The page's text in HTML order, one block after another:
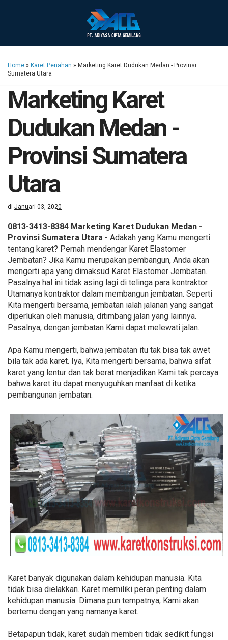
Home » Karet Penahan » Marketing Karet Dudukan Medan - Provinsi
Sumatera Utara
Marketing Karet
Dudukan Medan -
Provinsi Sumatera
Utara
di Januari 03, 2020
0813-3413-8384 Marketing Karet Dudukan Medan -
Provinsi Sumatera Utara - Adakah yang Kamu mengerti
tentang karet? Pernah mendengar Karet Elastomer
Jembatan? Jika Kamu merupakan pembangun, Anda akan
mengerti apa yang dimaksud Karet Elastomer Jembatan.
Pasalnya hal ini tidak asing lagi di telinga para kontraktor.
Utamanya kontraktor dalam membangun jembatan. Seperti
Kita mengerti bersama, jembatan ialah jalanan yang sangat
diperlukan oleh manusia, ditimbang jalan yang lainnya.
Pasalnya, dengan jembatan Kami dapat melewati jalan.
Apa Kamu mengerti, bahwa jembatan itu tak bisa tak awet
bila tak ada karet. Iya, Kita mengerti bersama, bahwa sifat
karet yang lentur dan tak berat menjadikan Kami tak percaya
bahwa karet itu dapat menyuguhkan manfaat di ketika
pembangunan jembatan.
Karet banyak digunakan dalam kehidupan manusia. Kita
tidak bisa dielakkan. Karet memiliki peran penting dalam
kehidupan manusia. Dimana pun tempatnya, Kami akan
bertemu dengan yang namanya karet.
Betapapun tidak, karet sudah memberi tidak sedikit fungsi